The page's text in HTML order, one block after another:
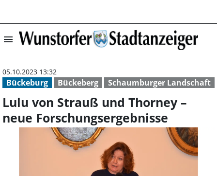
menu Lulu von
Bückeburg Bückeberg Schaumburger Landschaft
05.10.2023 13:32
Lulu von Strauß und Thorney –
neue Forschungsergebnisse